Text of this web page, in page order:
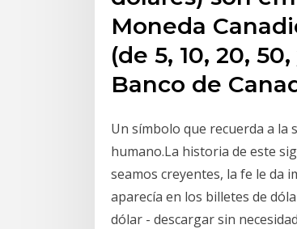
Moneda
(de 5, 10, 20,
Banco de
Un símbolo que recuerda a la
humano.La historia de este
seamos creyentes, la fe le da
aparecía en los billetes de
dólar - descargar sin